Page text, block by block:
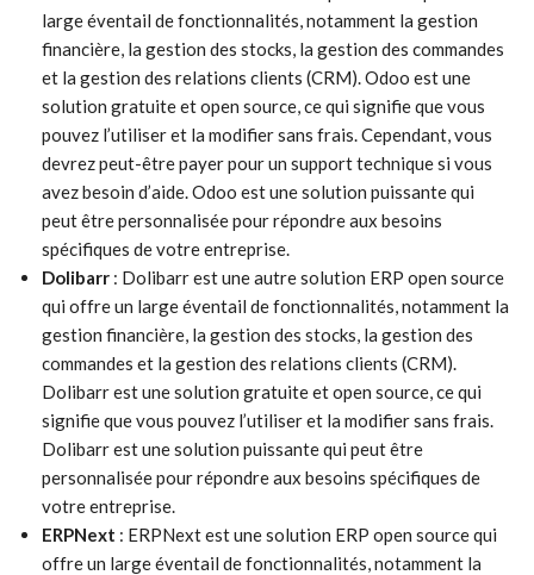
large éventail de fonctionnalités, notamment la gestion
financière, la gestion des stocks, la gestion des commandes
et la gestion des relations clients (CRM). Odoo est une
solution gratuite et open source, ce qui signifie que vous
pouvez l’utiliser et la modifier sans frais. Cependant, vous
devrez peut-être payer pour un support technique si vous
avez besoin d’aide. Odoo est une solution puissante qui
peut être personnalisée pour répondre aux besoins
spécifiques de votre entreprise.
Dolibarr : Dolibarr est une autre solution ERP open source
qui offre un large éventail de fonctionnalités, notamment la
gestion financière, la gestion des stocks, la gestion des
commandes et la gestion des relations clients (CRM).
Dolibarr est une solution gratuite et open source, ce qui
signifie que vous pouvez l’utiliser et la modifier sans frais.
Dolibarr est une solution puissante qui peut être
personnalisée pour répondre aux besoins spécifiques de
votre entreprise.
ERPNext : ERPNext est une solution ERP open source qui
offre un large éventail de fonctionnalités, notamment la